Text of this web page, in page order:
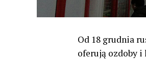
Od 18 grudnia
oferują ozdoby i